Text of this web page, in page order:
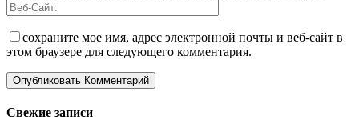
сохраните мое имя, адрес электронной почты и веб-сайт в
этом браузере для следующего комментария.
Свежие записи